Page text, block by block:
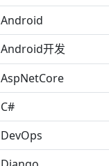
Android
Android开发
AspNetCore
C#
DevOps